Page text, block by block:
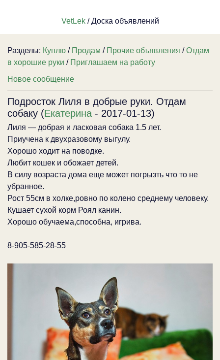
VetLek/ Доска объявлений
Разделы: Куплю / Продам / Прочие объявления /Отдам
в хорошие руки / Приглашаем на работу
Новое сообщение
Подросток Лиля в добрые руки. Отдам
собаку (Екатерина - 2017-01-13)
Лиля — добрая и ласковая собака 1.5 лет.
Приучена к двухразовому выгулу.
Хорошо ходит на поводке.
Любит кошек и обожает детей.
В силу возраста дома еще может погрызть что то не
убранное.
Рост 55см в холке,ровно по колено среднему человеку.
Кушает сухой корм Роял канин.
Хорошо обучаема,способна, игрива.
8-905-585-28-55